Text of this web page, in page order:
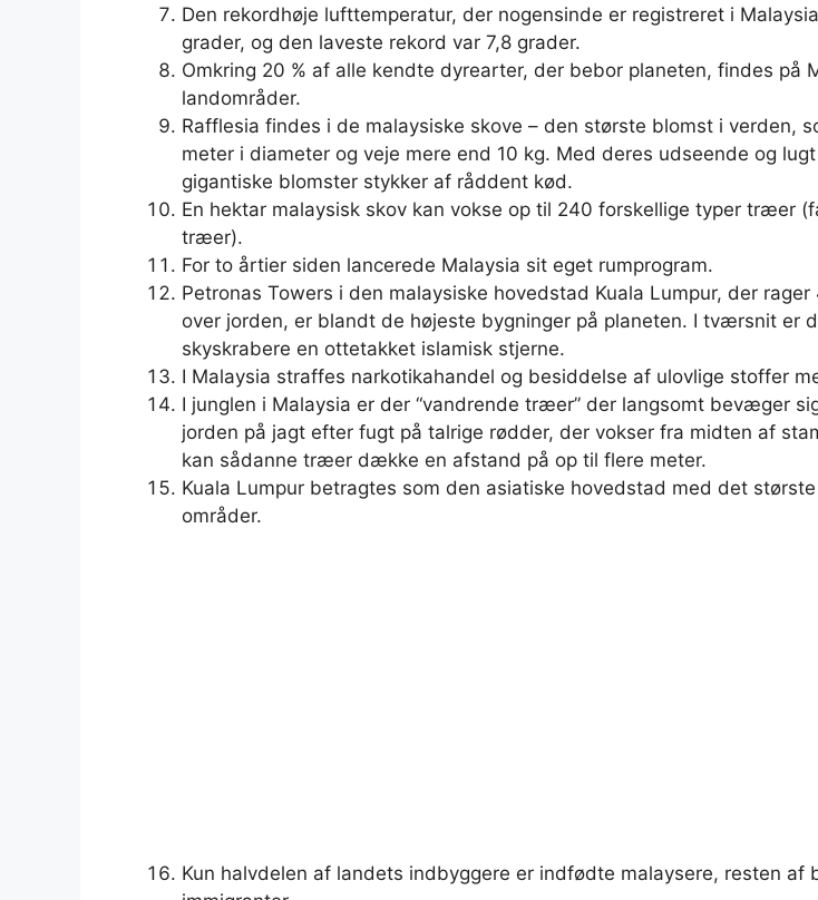
Den rekordhøje lufttemperatur, der nogensinde er registreret i
grader, og den laveste rekord var 7,8 grader.
Omkring 20 % af alle kendte dyrearter, der bebor planeten, findes på
landområder.
Rafflesia findes i de malaysiske skove – den største blomst i verden,
meter i diameter og veje mere end 10 kg. Med deres udseende og
gigantiske blomster stykker af råddent kød.
En hektar malaysisk skov kan vokse op til 240 forskellige typer træer
træer).
For to årtier siden lancerede Malaysia sit eget rumprogram.
Petronas Towers i den malaysiske hovedstad Kuala Lumpur, der rager
over jorden, er blandt de højeste bygninger på planeten. I tværsnit er
skyskrabere en ottetakket islamisk stjerne.
I Malaysia straffes narkotikahandel og besiddelse af ulovlige stoffer
I junglen i Malaysia er der “vandrende træer” der langsomt bevæger
jorden på jagt efter fugt på talrige rødder, der vokser fra midten af
kan sådanne træer dække en afstand på op til flere meter.
Kuala Lumpur betragtes som den asiatiske hovedstad med det
områder.
Kun halvdelen af ​​landets indbyggere er indfødte malaysere, resten af